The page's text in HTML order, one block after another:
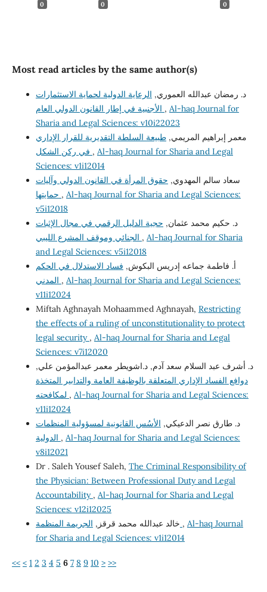
0 0 0
Most read articles by the same author(s)
د. رمضان عبدالله العموري, الرعاية الدولية لحماية الاستثمارات
, Al-haq Journal for
Sharia and Legal Sciences: v10i22023
معمر إبراهيم المريمي,طبيعة السلطة التقديرية للقرار الإداري
, Al-haq Journal for Sharia and Legal
Sciences: v1i12014
سعاد سالم المهدوي, حقوق المرأة في القانون الدولي وآليات
, Al-haq Journal for Sharia and Legal Sciences:
v5i12018
د. حكيم محمد عثمان, حجية الدليل الرقمي في مجال الإثبات
, Al-haq Journal for Sharia
and Legal Sciences: v5i12018
أ. فاطمة جماعه إدريس البكوش, فساد الاستدلال في الحكم
, Al-haq Journal for Sharia and Legal Sciences:
v11i12024
Miftah Aghnayah Mohaammed Aghnayah, Restricting
the effects of a ruling of unconstitutionality to protect
legal security , Al-haq Journal for Sharia and Legal
Sciences: v7i12020
د. أشرف عبد السلام سعد آدم, د.اشويطر معمر عبدالمؤمن علي,
دوافع الفساد الإداري المتعلقة بالوظيفة العامة والتدابير المتخذة
, Al-haq Journal for Sharia and Legal Sciences:
v11i12024
د. طارق نصر الدعيكي, الأسُس القانونية لمسؤولية المنظمات
, Al-haq Journal for Sharia and Legal Sciences:
v8i12021
Dr . Saleh Yousef Saleh, The Criminal Responsibility of
the Physician: Between Professional Duty and Legal
Accountability , Al-haq Journal for Sharia and Legal
Sciences: v12i12025
خالد عبدالله محمد قرقز, , Al-haq Journal
for Sharia and Legal Sciences: v1i12014
<< < 1 2 3 4 5 6 7 8 9 10 > >>